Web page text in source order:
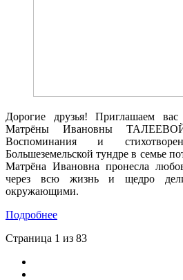
Дорогие друзья! Приглашаем
Матрёны Ивановны
Воспоминания и
Большеземельской тундре в семье
Матрёна Ивановна пронесла
через всю жизнь и щедро
окружающими.
Подробнее
Страница 1 из 83